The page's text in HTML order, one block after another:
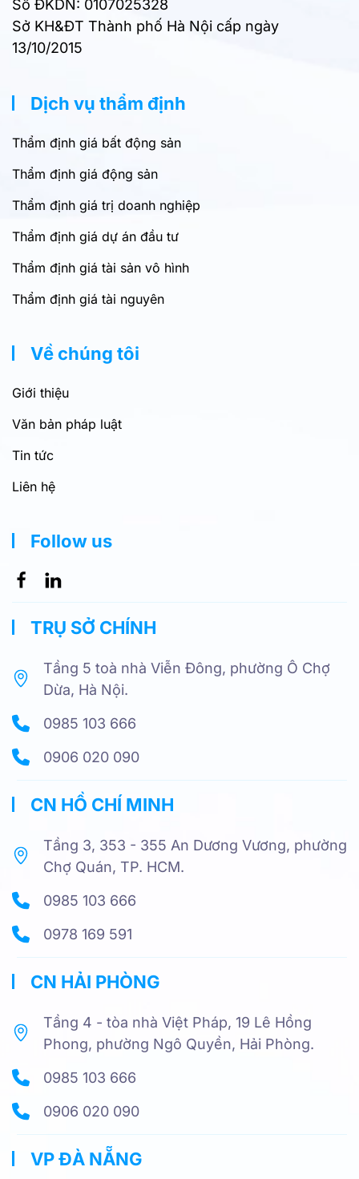
Số ĐKDN: 0107025328
Sở KH&ĐT Thành phố Hà Nội cấp ngày
13/10/2015
Dịch vụ thẩm định
Thẩm định giá bất động sản
Thẩm định giá động sản
Thẩm định giá trị doanh nghiệp
Thẩm định giá dự án đầu tư
Thẩm định giá tài sản vô hình
Thẩm định giá tài nguyên
Về chúng tôi
Giới thiệu
Văn bản pháp luật
Tin tức
Liên hệ
Follow us
TRỤ SỞ CHÍNH
Tầng 5 toà nhà Viễn Đông, phường Ô Chợ
Dừa, Hà Nội.
0985 103 666
0906 020 090
CN HỒ CHÍ MINH
Tầng 3, 353 - 355 An Dương Vương, phường
Chợ Quán, TP. HCM.
0985 103 666
0978 169 591
CN HẢI PHÒNG
Tầng 4 - tòa nhà Việt Pháp, 19 Lê Hồng
Phong, phường Ngô Quyền, Hải Phòng.
0985 103 666
0906 020 090
VP ĐÀ NẴNG